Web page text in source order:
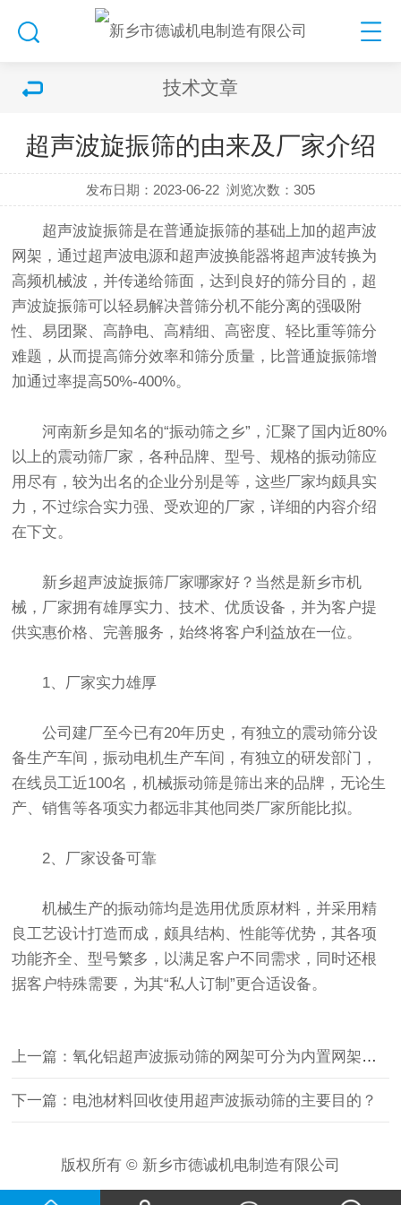
技术文章
超声波旋振筛的由来及厂家介绍
发布日期：2023-06-22 浏览次数：305
超声波旋振筛是在普通旋振筛的基础上加的超声波
网架，通过超声波电源和超声波换能器将超声波转换为
高频机械波，并传递给筛面，达到良好的筛分目的，超
声波旋振筛可以轻易解决普筛分机不能分离的强吸附
性、易团聚、高静电、高精细、高密度、轻比重等筛分
难题，从而提高筛分效率和筛分质量，比普通旋振筛增
加通过率提高50%-400%。
河南新乡是知名的“振动筛之乡”，汇聚了国内近80%
以上的震动筛厂家，各种品牌、型号、规格的振动筛应
用尽有，较为出名的企业分别是等，这些厂家均颇具实
力，不过综合实力强、受欢迎的厂家，详细的内容介绍
在下文。
新乡超声波旋振筛厂家哪家好？当然是新乡市机
械，厂家拥有雄厚实力、技术、优质设备，并为客户提
供实惠价格、完善服务，始终将客户利益放在一位。
1、厂家实力雄厚
公司建厂至今已有20年历史，有独立的震动筛分设
备生产车间，振动电机生产车间，有独立的研发部门，
在线员工近100名，机械振动筛是筛出来的品牌，无论生
产、销售等各项实力都远非其他同类厂家所能比拟。
2、厂家设备可靠
机械生产的振动筛均是选用优质原材料，并采用精
良工艺设计打造而成，颇具结构、性能等优势，其各项
功能齐全、型号繁多，以满足客户不同需求，同时还根
据客户特殊需要，为其“私人订制”更合适设备。
上一篇：氧化铝超声波振动筛的网架可分为内置网架和外置网架的区别？
下一篇：电池材料回收使用超声波振动筛的主要目的？
版权所有 © 新乡市德诚机电制造有限公司